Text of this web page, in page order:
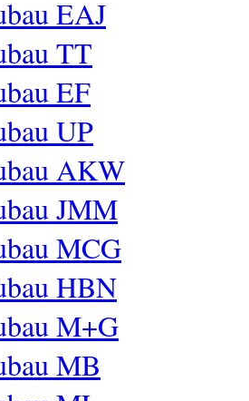
EAJ
TT
EF
UP
AKW
JMM
MCG
HBN
M+G
MB